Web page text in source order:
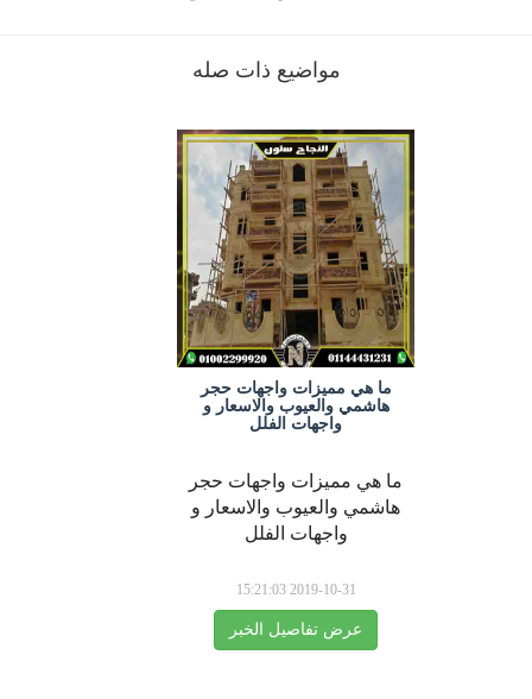
مواضيع ذات صله
ما هي مميزات واجهات حجر
هاشمي والعيوب والاسعار و
واجهات الفلل
ما هي مميزات واجهات حجر
هاشمي والعيوب والاسعار و
واجهات الفلل
2019-10-31 15:21:03
عرض تفاصيل الخبر